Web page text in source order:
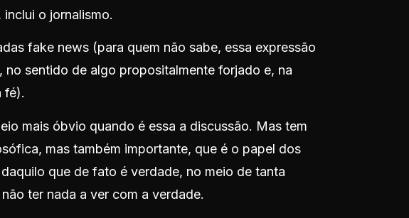
o jornalismo.
fake news (para quem não sabe, essa expressão
no sentido de algo propositalmente forjado e, na
fé).
mais óbvio quando é essa a discussão. Mas tem
mas também importante, que é o papel dos
que de fato é verdade, no meio de tanta
ter nada a ver com a verdade.